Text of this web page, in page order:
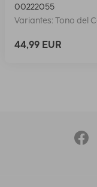
00222055
Variantes: Tono del
44,99 EUR